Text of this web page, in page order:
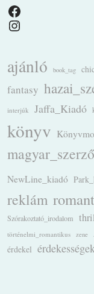
Facebook
Instagram
ajánló book_tag
fantasy
interjúk Jaffa_Kiadó
könyv
magyar_szerző
NewLine_kiadó
reklám
Szórakoztató_irodalom
történelmi_romantikus
zene
érdekel